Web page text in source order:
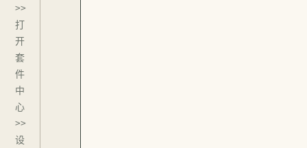
>>
打
开
套
件
中
心
>>
设